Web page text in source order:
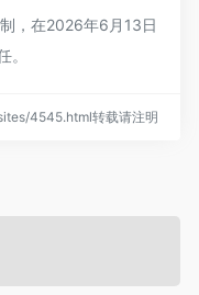
，在2026年6月13日
4545.html转载请注明